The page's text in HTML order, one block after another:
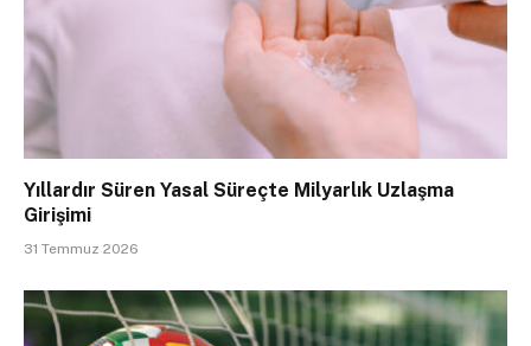
Yıllardır Süren Yasal Süreçte Milyarlık Uzlaşma
Girişimi
31 Temmuz 2026